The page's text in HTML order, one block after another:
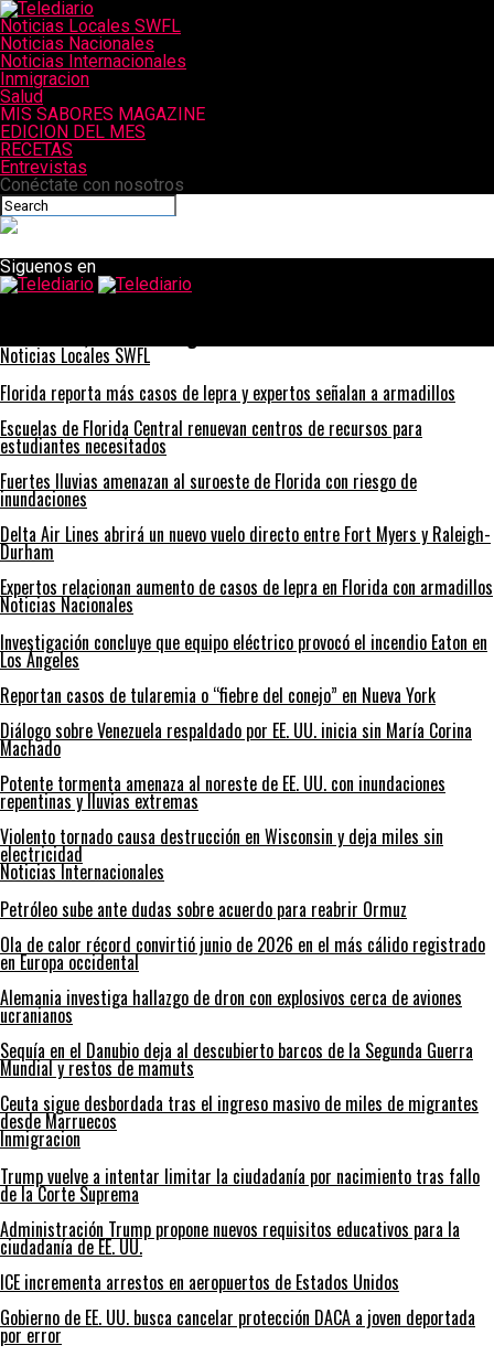
Noticias Locales SWFL
Noticias Nacionales
Noticias Internacionales
Inmigracion
Salud
MIS SABORES MAGAZINE
EDICION DEL MES
RECETAS
Entrevistas
Conéctate con nosotros
Siguenos en
Noticias Locales SWFL
Florida reporta más casos de lepra y expertos señalan a armadillos
Escuelas de Florida Central renuevan centros de recursos para
estudiantes necesitados
Fuertes lluvias amenazan al suroeste de Florida con riesgo de
inundaciones
Delta Air Lines abrirá un nuevo vuelo directo entre Fort Myers y Raleigh-
Durham
Expertos relacionan aumento de casos de lepra en Florida con armadillos
Noticias Nacionales
Investigación concluye que equipo eléctrico provocó el incendio Eaton en
Los Ángeles
Reportan casos de tularemia o “fiebre del conejo” en Nueva York
Diálogo sobre Venezuela respaldado por EE. UU. inicia sin María Corina
Machado
Potente tormenta amenaza al noreste de EE. UU. con inundaciones
repentinas y lluvias extremas
Violento tornado causa destrucción en Wisconsin y deja miles sin
electricidad
Noticias Internacionales
Petróleo sube ante dudas sobre acuerdo para reabrir Ormuz
Ola de calor récord convirtió junio de 2026 en el más cálido registrado
en Europa occidental
Alemania investiga hallazgo de dron con explosivos cerca de aviones
ucranianos
Sequía en el Danubio deja al descubierto barcos de la Segunda Guerra
Mundial y restos de mamuts
Ceuta sigue desbordada tras el ingreso masivo de miles de migrantes
desde Marruecos
Inmigracion
Trump vuelve a intentar limitar la ciudadanía por nacimiento tras fallo
de la Corte Suprema
Administración Trump propone nuevos requisitos educativos para la
ciudadanía de EE. UU.
ICE incrementa arrestos en aeropuertos de Estados Unidos
Gobierno de EE. UU. busca cancelar protección DACA a joven deportada
por error